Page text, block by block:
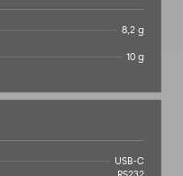
8,2 g
10 g
USB-C